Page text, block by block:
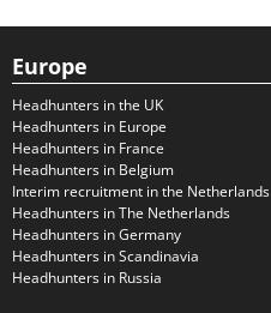
Europe
Headhunters in the UK
Headhunters in Europe
Headhunters in France
Headhunters in Belgium
Interim recruitment in the Netherlands
Headhunters in The Netherlands
Headhunters in Germany
Headhunters in Scandinavia
Headhunters in Russia